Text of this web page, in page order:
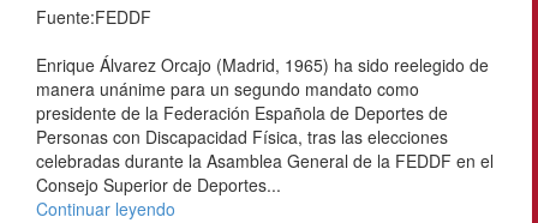
Fuente:FEDDF
Enrique Álvarez Orcajo (Madrid, 1965) ha sido reelegido de
manera unánime para un segundo mandato como
presidente de la Federación Española de Deportes de
Personas con Discapacidad Física, tras las elecciones
celebradas durante la Asamblea General de la FEDDF en el
Consejo Superior de Deportes...
Continuar leyendo